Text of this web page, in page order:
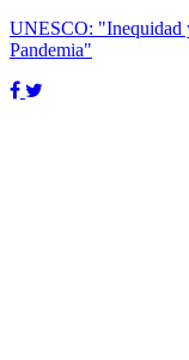
UNESCO: "Inequidad
Pandemia"